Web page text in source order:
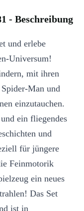
- Beschreibung
und erlebe
Universum!
mit ihren
Man und
einzutauchen.
ein fliegendes
und
für jüngere
Feinmotorik
ein neues
Das Set
ist in